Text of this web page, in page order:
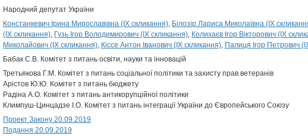
Народний депутат України
Констанкевич Ірина Мирославівна (IX скликання) Білозір Лариса Миколаївна (IX
(IX скликання) Гузь Ігор Володимирович (IX скликання) Колихаєв Ігор Вікторович (IX
Миколайович (IX скликання) Кіссе Антон Іванович (IX скликання) Палиця Ігор Петрович
Бабак С.В. Комітет з питань освіти, науки та інновацій
Третьякова Г.М. Комітет з питань соціальної політики та захисту прав ветеранів
Арістов Ю.Ю. Комітет з питань бюджету
Радіна А.О. Комітет з питань антикорупційної політики
Климпуш-Цинцадзе І.О. Комітет з питань інтеграції України до Європейського Союзу
Проект Закону 20.09.2019
Подання 20.09.2019